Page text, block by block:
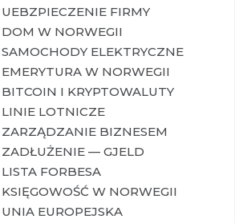
UEBZPIECZENIE FIRMY
DOM W NORWEGII
SAMOCHODY ELEKTRYCZNE
EMERYTURA W NORWEGII
BITCOIN I KRYPTOWALUTY
LINIE LOTNICZE
ZARZĄDZANIE BIZNESEM
ZADŁUŻENIE — GJELD
LISTA FORBESA
KSIĘGOWOŚĆ W NORWEGII
UNIA EUROPEJSKA